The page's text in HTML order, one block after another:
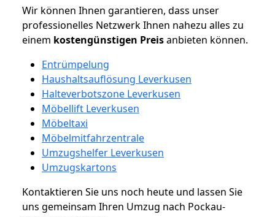
Wir können Ihnen garantieren, dass unser
professionelles Netzwerk Ihnen nahezu alles zu
einem kostengünstigen Preisanbieten können.
Entrümpelung
Haushaltsauflösung Leverkusen
Halteverbotszone Leverkusen
Möbellift Leverkusen
Möbeltaxi
Möbelmitfahrzentrale
Umzugshelfer Leverkusen
Umzugskartons
Kontaktieren Sie uns noch heute und lassen Sie
uns gemeinsam Ihren Umzug nach Pockau-